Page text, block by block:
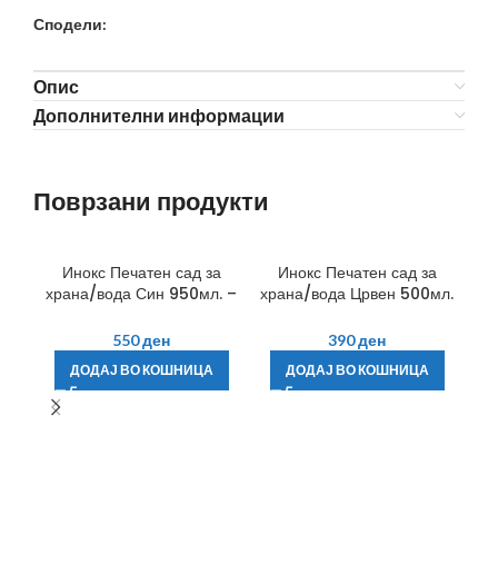
Сподели:
Опис
Дополнителни информации
Поврзани продукти
Инокс Печатен сад за
храна/вода Син 950мл. –
550ден
ДОДАЈ ВО КОШНИЦА
Инокс Печатен сад за
храна/вода Црвен 500мл.
390ден
ДОДАЈ ВО КОШНИЦА